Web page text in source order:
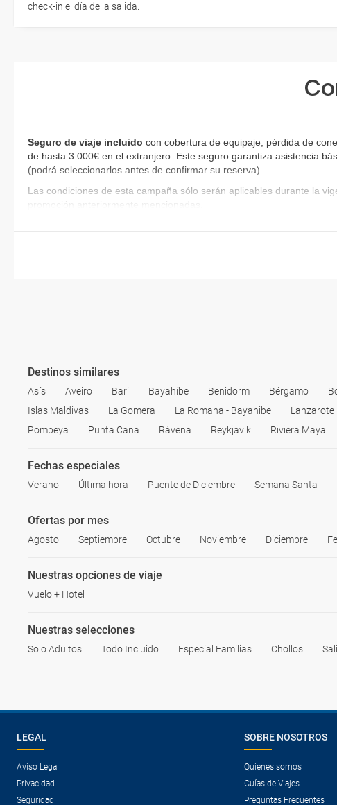
check-in el día de la salida.
Seguro de viaje incluido con cobertura de equipaje, pérdida de
de hasta 3.000€ en el extranjero. Este seguro garantiza asistencia
(podrá seleccionarlos antes de confirmar su reserva)
Las condiciones de esta campaña sólo serán aplicables durante la
promoción anteriormente mencionadas.
Destinos similares
Asís Aveiro Bari Bayahíbe Benidorm Bérgamo
Islas Maldivas
La Gomera La Romana - Bayahibe Lanzarote
Pompeya
Punta Cana Rávena Reykjavik Riviera Maya
Fechas especiales
Verano Última hora Puente de Diciembre Semana Santa
Ofertas por mes
Agosto Septiembre Octubre Noviembre Diciembre
Nuestras opciones de viaje
Vuelo + Hotel
Nuestras selecciones
Solo Adultos Todo Incluido Especial Familias Chollos
LEGAL
Aviso Legal
Privacidad
Seguridad
SOBRE NOSOTROS
Quiénes somos
Guías de Viajes
Preguntas Frecuentes